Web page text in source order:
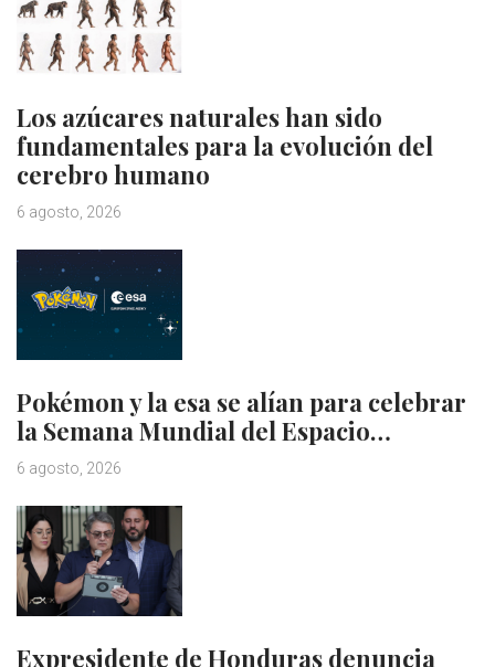
Los azúcares naturales han sido
fundamentales para la evolución del
cerebro humano
6 agosto, 2026
Pokémon y la esa se alían para celebrar
la Semana Mundial del Espacio…
6 agosto, 2026
Expresidente de Honduras denuncia